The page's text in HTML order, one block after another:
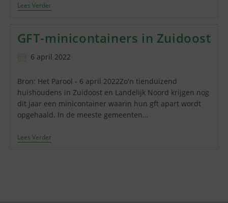
Lees VerderInloopavond
Afvalinzameling
GFT-minicontainers in Zuidoost
Bericht
op:
6 april 2022
Bron: Het Parool - 6 april 2022Zo'n tienduizend
huishoudens in Zuidoost en Landelijk Noord krijgen nog
dit jaar een minicontainer waarin hun gft apart wordt
opgehaald. In de meeste gemeenten…
Lees VerderGFT-
Minicontainers